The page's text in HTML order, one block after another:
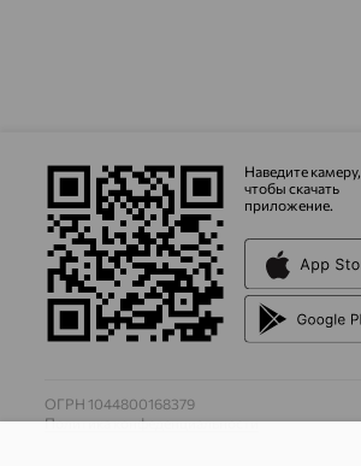
Наведите камеру,
чтобы скачать
приложение.
ОГРН 1044800168379
Политика конфеденциальности